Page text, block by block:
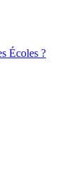
Écoles ?